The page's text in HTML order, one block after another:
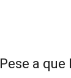
Pese a